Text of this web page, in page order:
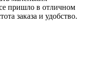
пришло в отличном
заказа и удобство.